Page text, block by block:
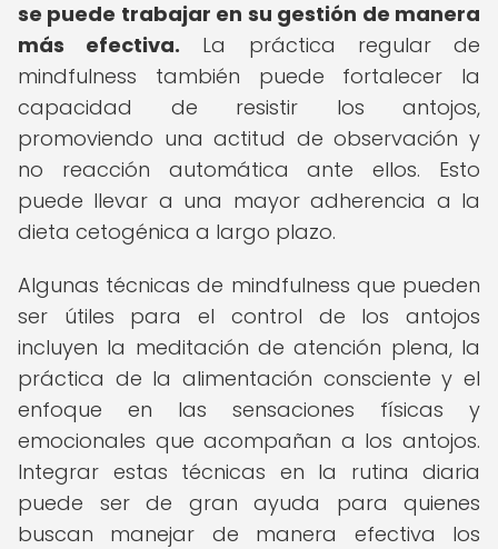
se puede trabajar en su gestión de manera
más efectiva. La práctica regular de
mindfulness también puede fortalecer la
capacidad de resistir los antojos,
promoviendo una actitud de observación y
no reacción automática ante ellos. Esto
puede llevar a una mayor adherencia a la
dieta cetogénica a largo plazo.
Algunas técnicas de mindfulness que pueden
ser útiles para el control de los antojos
incluyen la meditación de atención plena, la
práctica de la alimentación consciente y el
enfoque en las sensaciones físicas y
emocionales que acompañan a los antojos.
Integrar estas técnicas en la rutina diaria
puede ser de gran ayuda para quienes
buscan manejar de manera efectiva los